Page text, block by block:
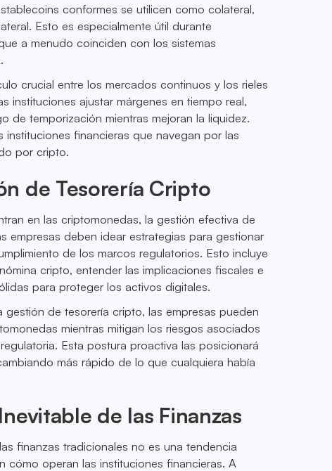
conformes se utilicen como colateral,
Esto es especialmente útil durante
a menudo coinciden con los sistemas
crucial entre los mercados continuos y los rieles
instituciones ajustar márgenes en tiempo real,
de temporización mientras mejoran la liquidez.
financieras que navegan por las
por cripto.
de Tesorería Cripto
en las criptomonedas, la gestión efectiva de
empresas deben idear estrategias para gestionar
de los marcos regulatorios. Esto incluye
cripto, entender las implicaciones fiscales e
para proteger los activos digitales.
de tesorería cripto, las empresas pueden
mientras mitigan los riesgos asociados
Esta postura proactiva las posicionará
más rápido de lo que cualquiera había
de las Finanzas
finanzas tradicionales no es una tendencia
cómo operan las instituciones financieras. A